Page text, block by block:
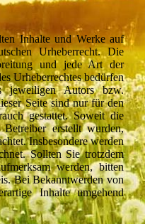
Inhalte und Werke auf
Urheberrecht. Die
und jede Art der
Urheberrechtes bedürfen
jeweiligen Autors bzw.
Seite sind nur für den
gestattet. Soweit die
erstellt wurden,
Insbesondere werden
Sollten Sie trotzdem
werden, bitten
Bei Bekanntwerden von
Inhalte umgehend